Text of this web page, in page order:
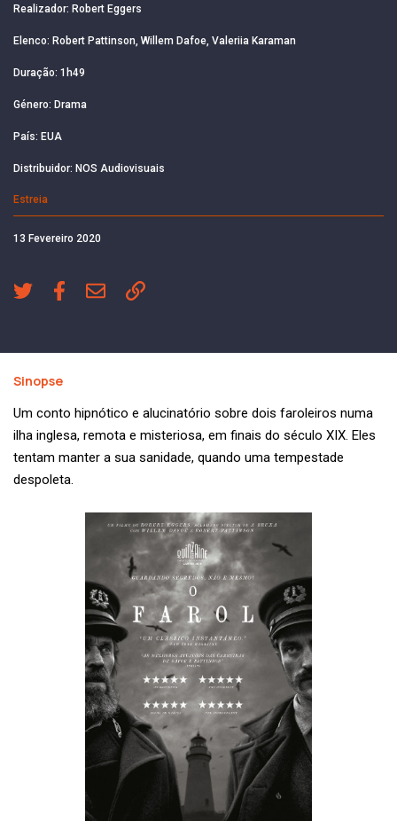
Realizador: Robert Eggers
Elenco: Robert Pattinson, Willem Dafoe, Valeriia Karaman
Duração: 1h49
Género: Drama
País: EUA
Distribuidor: NOS Audiovisuais
Estreia
13 Fevereiro 2020
Sinopse
Um conto hipnótico e alucinatório sobre dois faroleiros numa
ilha inglesa, remota e misteriosa, em finais do século XIX. Eles
tentam manter a sua sanidade, quando uma tempestade
despoleta.